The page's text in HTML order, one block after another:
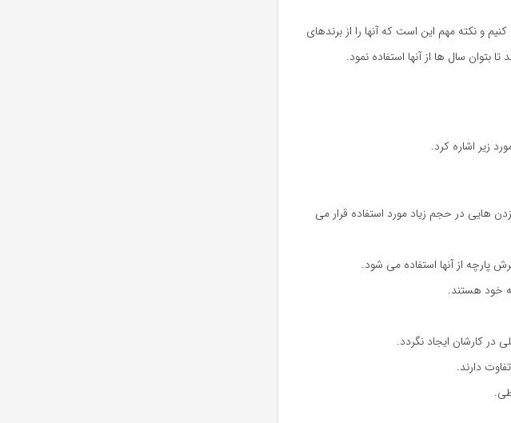
و نکته مهم این است که آنها را از برندهای
بتوان سال ها از آنها استفاده نمود.
زیر اشاره کرد.
هایی در حجم زیاد مورد استفاده قرار می
از آنها استفاده می شود.
خود هستند.
در کارشان ایجاد نگردد.
دارند.